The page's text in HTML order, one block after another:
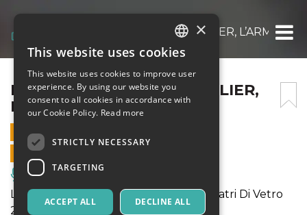
I PUPI _ LE DONNE, I CAVALIER, L’ARME GLI
I PUPI _ LE DONNE, I CAVALIER,
L’ARME GLI AMORI
17 DECEMBER 2022 - 20:30
ONLINE SALES ENDED
Music, Live Events, Clubs
L'evento è inserito nel cartellone di Teatri Di Vetro
2022
ITALIAN
ENGLISH
SPANISH
×
This website uses cookies
This website uses cookies to improve user
experience. By using our website you
consent to all cookies in accordance with
our Cookie Policy. Read more
STRICTLY NECESSARY
TARGETING
ACCEPT ALL DECLINE ALL